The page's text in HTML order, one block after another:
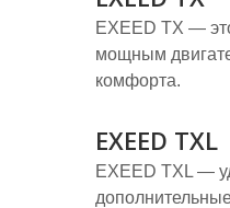
EXEED TX —
мощным
комфорта.
EXEED TXL
EXEED TXL —